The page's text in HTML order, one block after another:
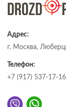
Адрес:
г. Москва,
Телефон:
+7 (917) 537-17-16